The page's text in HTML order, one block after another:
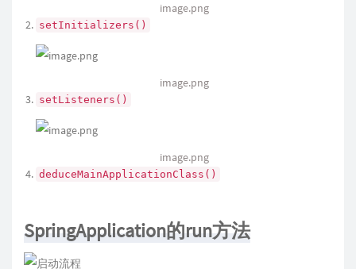
image.png
setInitializers()
image.png
setListeners()
image.png
deduceMainApplicationClass()
SpringApplication的run方法